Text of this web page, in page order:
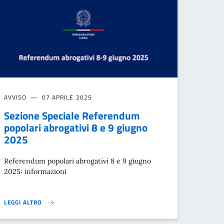
DI PRESIDENTE DI SEGGIO}
AVVISO 07 APRILE 2025
Sezione Speciale Referendum
popolari abrogativi 8 e 9 giugno
2025
Referendum popolari abrogativi 8 e 9 giugno
2025: informazioni
LEGGI ALTRO
SEZIONE SPECIALE REFERENDUM POPOLARI ABROGATIVI 8 E 9 GIUGNO